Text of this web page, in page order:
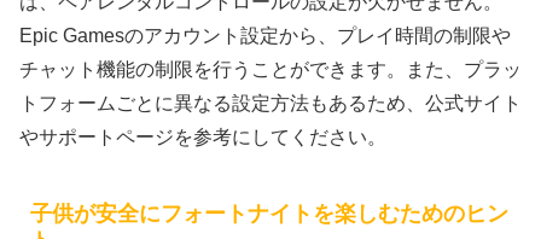
Epic Gamesのアカウント設定から、プレイ時間の制限や
チャット機能の制限を行うことができます。また、プラッ
トフォームごとに異なる設定方法もあるため、公式サイト
やサポートページを参考にしてください。
子供が安全にフォートナイトを楽しむためのヒン